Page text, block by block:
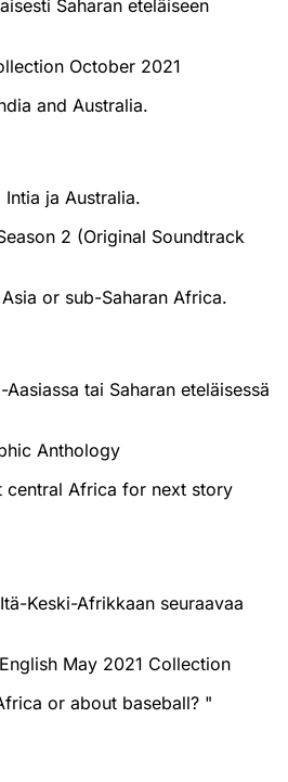
Saharan eteläiseen
October 2021
and Australia.
ja Australia.
2 (Original Soundtrack
or sub-Saharan Africa.
tai Saharan eteläisessä
Anthology
central Africa for next story
Keski-Afrikkaan seuraavaa
May 2021 Collection
or about baseball? "